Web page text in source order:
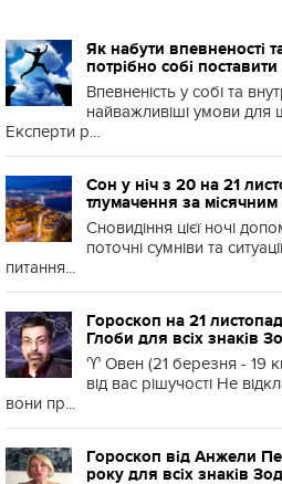
Як набути впевненості
потрібно собі поставити
Впевненість у собі та
найважливіші умови для
Експерти р...
Сон у ніч з 20 на 21
тлумачення за
Сновидіння цієї ночі
поточні сумніви та
питання...
Гороскоп на 21
Глоби для всіх знаків
♈️ Овен (21 березня - 19
від вас рішучості Не
вони пр...
Гороскоп від Анжели
року для всіх знаків